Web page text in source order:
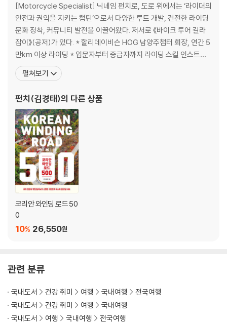
6. 철원(鐵原) 9경
7. 삼척로(三陟路)
8. 법흥사 / 요선암 / 요선정
9. 신리재 / 덕풍계곡 / 석개재
10. 지방도 제446호선(김부대왕로 / 내린천로)
11. 평화의 댐 99굽잇길
12. 소돌해변 / 능파대
13. 한반도 지형 / 선돌
14. 화진포 일대
15. 휴휴암 / 죽도암 / 하조대
16. 금당계곡 / 뇌운계곡
17. 월정사 / 상원사
18. 새비재 / 자미원길
② 경기도 권역
1. 서해 3항 - 탄도항 / 전곡항 / 궁평항
2. 한탄강 8경
3. 영평(永平) 8경
4. 연천(漣川) 9경
1. 아름다운 다도해 - 남해
2. 한국의 나폴리 - 통영
3. 환상의 섬 - 연화도와 욕지도
4. 대한민국 두 번째의 섬 - 거제(巨濟)
5. 영남의 양대 누각
[Motorcycle Specialist] 닉네임 펀치로, 도로 위에서는 ‘라이더의
안전과 권익을 지키는 캡틴’으로서 다양한 루트 개발, 건전한 라이딩
문화 정착, 커뮤니티 발전을 이끌어왔다. 저서로 《바이크 투어 길라
잡이》(공저)가 있다. * 할리데이비슨 HOG 남양주챕터 회장, 연간 5
만km 이상 라이딩 * 입문자부터 중급자까지 라이딩 스킬 인스트럭
터 * 33개국을 누빈 모터사이클 해외 투어 전문가 * 네이버 카페 ‘바
튜매(바이크 튜닝 매니아)’ 활동 인플루언서 * 2026년 설립된 ‘이륜
펼쳐보기
펀치(김경태)의 다른 상품
코리안 와인딩 로드 50
0
26,550원
10%
관련 분류
국내도서 건강 취미 여행 국내여행
전국여행
국내도서
건강 취미 여행
국내여행
국내도서
여행 국내여행 전국여행